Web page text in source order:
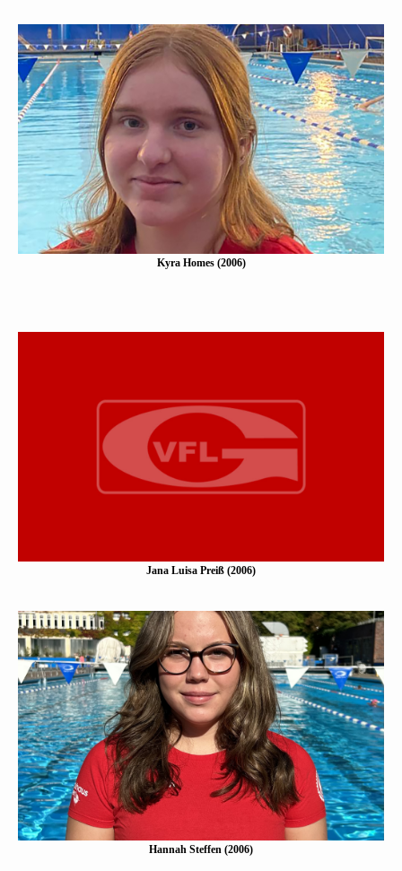
Kyra Homes (2006)
Eine Kurzbeschreibung folgt…
Mehr erfahen
Kyra Homes (2006)
Jana Luisa Preiẞ (2006)
Eine Kurzbeschreibung folgt…
Mehr erfahen
Jana Luisa Preiß (2006)
Hannah Steffen (2006)
Eine Kurzbeschreibung folgt…
Mehr erfahen
Hannah Steffen (2006)